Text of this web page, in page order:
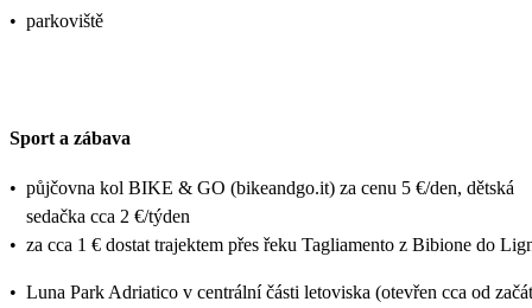
• parkoviště
Sport a zábava
• půjčovna kol BIKE & GO (bikeandgo.it) za cenu 5 €/den, dětská
sedačka cca 2 €/týden
• za cca 1 € dostat trajektem přes řeku Tagliamento z Bibione do
• Luna Park Adriatico v centrální části letoviska (otevřen cca od